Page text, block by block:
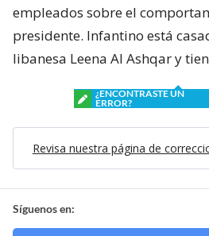
empleados sobre el
presidente. Infantino está
libanesa Leena Al Ashqar y
¿ENCONTRASTE UN
ERROR?
Revisa nuestra página de
Síguenos en: